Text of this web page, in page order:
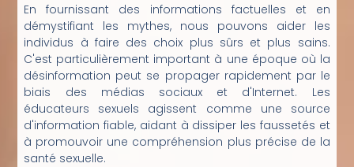
En fournissant des informations factuelles et en
démystifiant les mythes, nous pouvons aider les
individus à faire des choix plus sûrs et plus sains.
C'est particulièrement important à une époque où la
désinformation peut se propager rapidement par le
biais des médias sociaux et d'Internet. Les
éducateurs sexuels agissent comme une source
d'information fiable, aidant à dissiper les faussetés et
à promouvoir une compréhension plus précise de la
santé sexuelle.